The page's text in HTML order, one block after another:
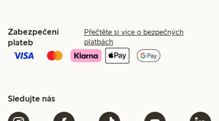
Zabezpečení
plateb
Přečtěte si více o bezpečných
platbách
Sledujte nás